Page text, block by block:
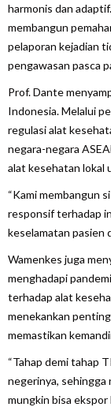
harmonis dan
membangun
pelaporan kejadian
pengawasan pasca
Prof. Dante
Indonesia. Melalui
regulasi alat
negara-negara
alat kesehatan lokal
“Kami membangun
responsif terhadap
keselamatan pasien
Wamenkes juga
menghadapi
terhadap alat
menekankan
memastikan
“Tahap demi tahap
negerinya, sehingga
mungkin bisa ekspor